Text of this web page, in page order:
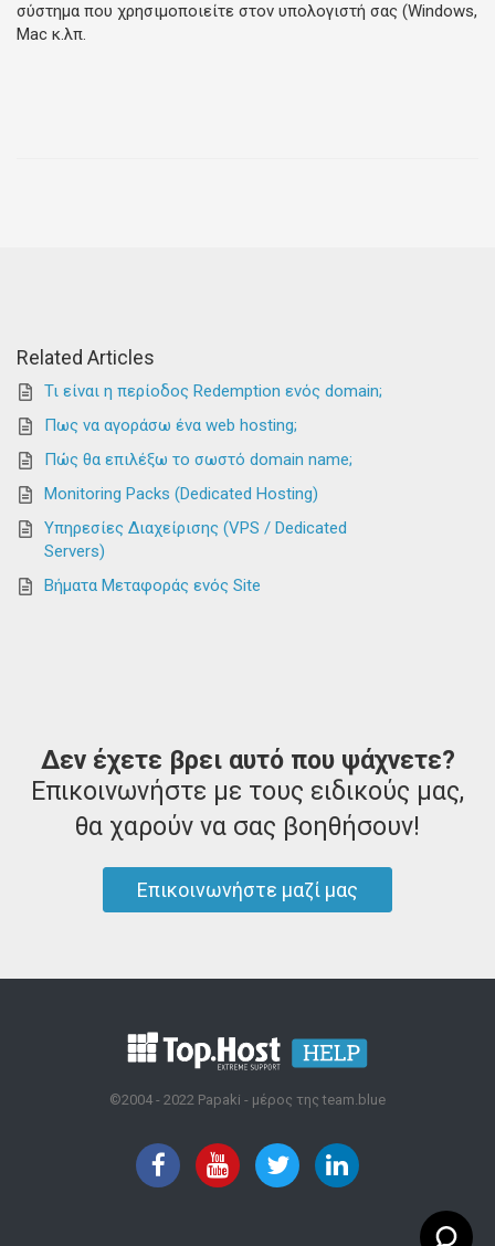
σύστημα που χρησιμοποιείτε στον υπολογιστή σας (Windows,
Mac κ.λπ.
Related Articles
Τι είναι η περίοδος Redemption ενός domain;
Πως να αγοράσω ένα web hosting;
Πώς θα επιλέξω το σωστό domain name;
Monitoring Packs (Dedicated Hosting)
Υπηρεσίες Διαχείρισης (VPS / Dedicated
Servers)
Βήματα Μεταφοράς ενός Site
Δεν έχετε βρει αυτό που ψάχνετε?
Επικοινωνήστε με τους ειδικούς μας,
θα χαρούν να σας βοηθήσουν!
Επικοινωνήστε μαζί μας
©2004 - 2022 Papaki - μέρος της team.blue